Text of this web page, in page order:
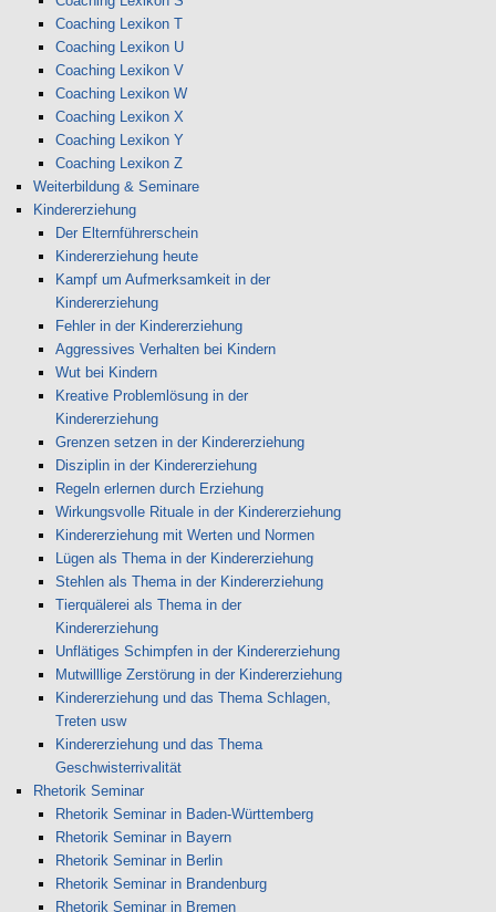
Coaching Lexikon T
Coaching Lexikon U
Coaching Lexikon V
Coaching Lexikon W
Coaching Lexikon X
Coaching Lexikon Y
Coaching Lexikon Z
Weiterbildung & Seminare
Kindererziehung
Der Elternführerschein
Kindererziehung heute
Kampf um Aufmerksamkeit in der
Kindererziehung
Fehler in der Kindererziehung
Aggressives Verhalten bei Kindern
Wut bei Kindern
Kreative Problemlösung in der
Kindererziehung
Grenzen setzen in der Kindererziehung
Disziplin in der Kindererziehung
Regeln erlernen durch Erziehung
Wirkungsvolle Rituale in der Kindererziehung
Kindererziehung mit Werten und Normen
Lügen als Thema in der Kindererziehung
Stehlen als Thema in der Kindererziehung
Tierquälerei als Thema in der
Kindererziehung
Unflätiges Schimpfen in der Kindererziehung
Mutwilllige Zerstörung in der Kindererziehung
Kindererziehung und das Thema Schlagen,
Treten usw
Kindererziehung und das Thema
Geschwisterrivalität
Rhetorik Seminar
Rhetorik Seminar in Baden-Württemberg
Rhetorik Seminar in Bayern
Rhetorik Seminar in Berlin
Rhetorik Seminar in Brandenburg
Rhetorik Seminar in Bremen